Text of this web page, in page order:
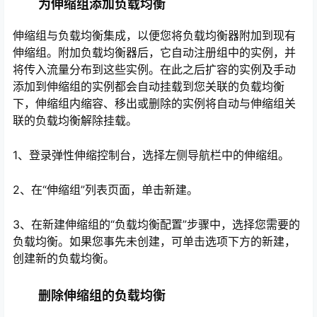
为伸缩组添加负载均衡
伸缩组与负载均衡集成，以便您将负载均衡器附加到现有
伸缩组。附加负载均衡器后，它自动注册组中的实例，并
将传入流量分布到这些实例。在此之后扩容的实例及手动
添加到伸缩组的实例都会自动挂载到您关联的负载均衡
下，伸缩组内缩容、移出或删除的实例将自动与伸缩组关
联的负载均衡解除挂载。
1、登录弹性伸缩控制台，选择左侧导航栏中的伸缩组。
2、在“伸缩组”列表页面，单击新建。
3、在新建伸缩组的“负载均衡配置”步骤中，选择您需要的
负载均衡。如果您事先未创建，可单击选项下方的新建，
创建新的负载均衡。
删除伸缩组的负载均衡